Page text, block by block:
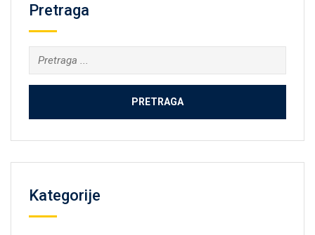
Pretraga
Kategorije